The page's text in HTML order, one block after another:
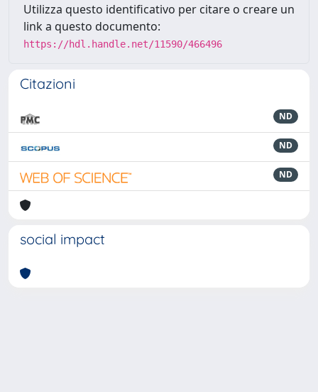
Utilizza questo identificativo per citare o creare un
link a questo documento:
https://hdl.handle.net/11590/466496
Citazioni
ND
ND
ND
social impact